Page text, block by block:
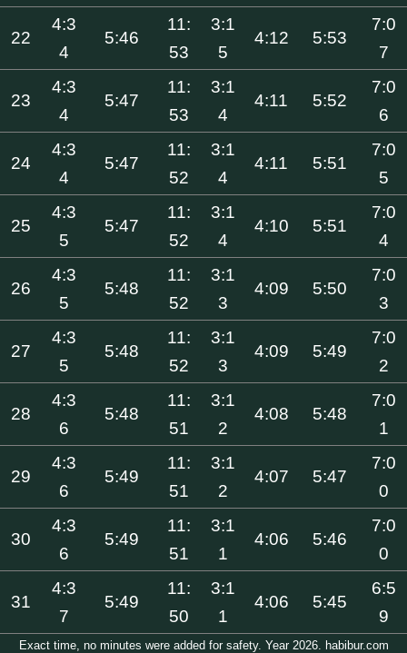
22
4:3
4
5:46
11:
53
3:1
5
4:12 5:53
7:0
7
23
4:3
4
5:47
11:
53
3:1
4
4:11 5:52
7:0
6
24
4:3
4
5:47
11:
52
3:1
4
4:11 5:51
7:0
5
25
4:3
5
5:47
11:
52
3:1
4
4:10 5:51
7:0
4
26
4:3
5
5:48
11:
52
3:1
3
4:09 5:50
7:0
3
27
4:3
5
5:48
11:
52
3:1
3
4:09 5:49
7:0
2
28
4:3
6
5:48
11:
51
3:1
2
4:08 5:48
7:0
1
29
4:3
6
5:49
11:
51
3:1
2
4:07 5:47
7:0
0
30
4:3
6
5:49
11:
51
3:1
1
4:06 5:46
7:0
0
31
4:3
7
5:49
11:
50
3:1
1
4:06 5:45
6:5
9
Exact time, no minutes were added for safety. Year 2026. habibur.com